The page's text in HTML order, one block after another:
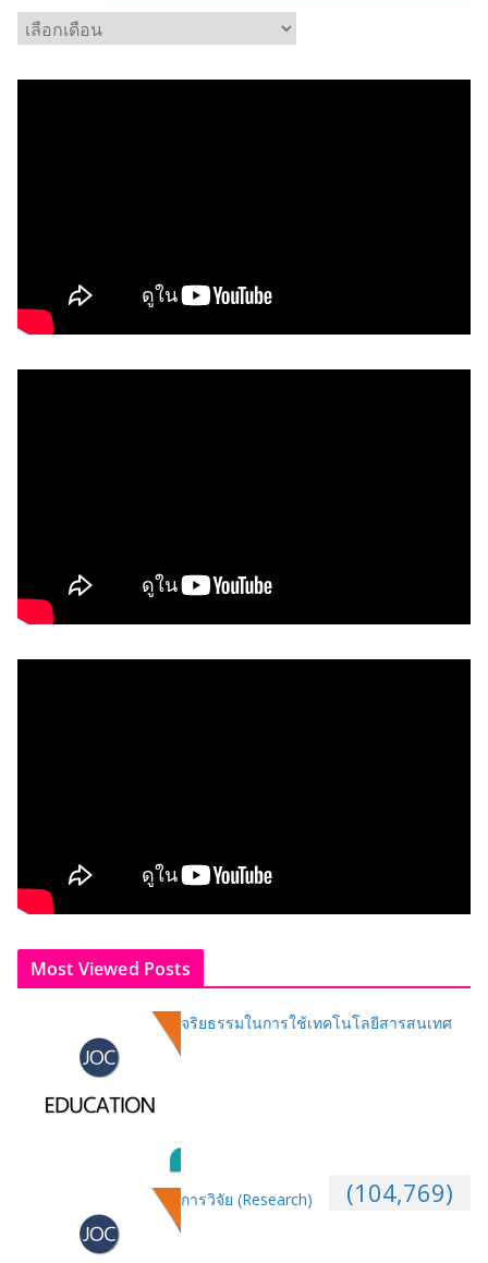
ลั
ง
Most Viewed Posts
จริยธรรมในการใช้เทคโนโลยีสารสนเทศ
(104,769)
การวิจัย (Research)